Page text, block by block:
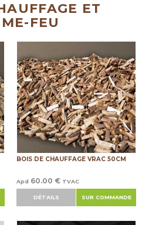
ET
FEU
BOIS DE CHAUFFAGE VRAC 50CM
Apd 60.00 € TVAC
DÉTAILS SUR COMMANDE